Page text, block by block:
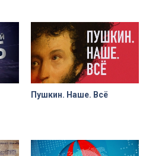
Пушкин. Наше. Всё